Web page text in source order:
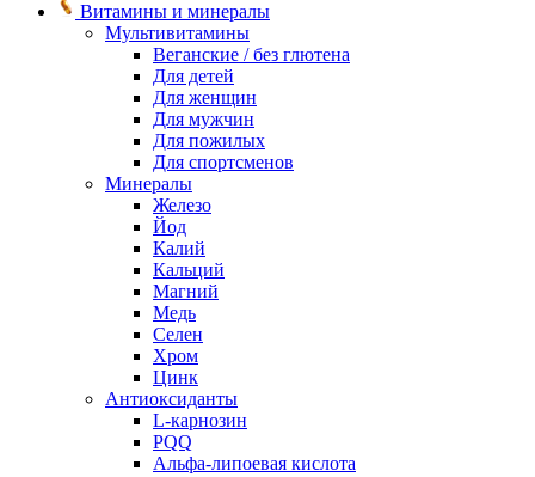
Витамины и минералы
Мультивитамины
Веганские / без глютена
Для детей
Для женщин
Для мужчин
Для пожилых
Для спортсменов
Минералы
Железо
Йод
Калий
Кальций
Магний
Медь
Селен
Хром
Цинк
Антиоксиданты
L-карнозин
PQQ
Альфа-липоевая кислота